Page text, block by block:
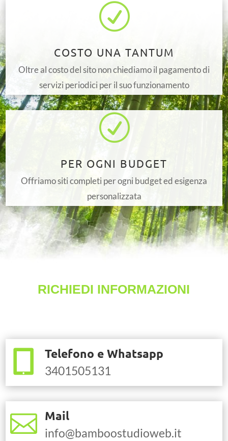
R
COSTO UNA TANTUM
Oltre al costo del sito non chiediamo il pagamento di
servizi periodici per il suo funzionamento
R
PER OGNI BUDGET
Offriamo siti completi per ogni budget ed esigenza
personalizzata
RICHIEDI INFORMAZIONI
Telefono e Whatsapp
3401505131
 Mail
info@bamboostudioweb.it